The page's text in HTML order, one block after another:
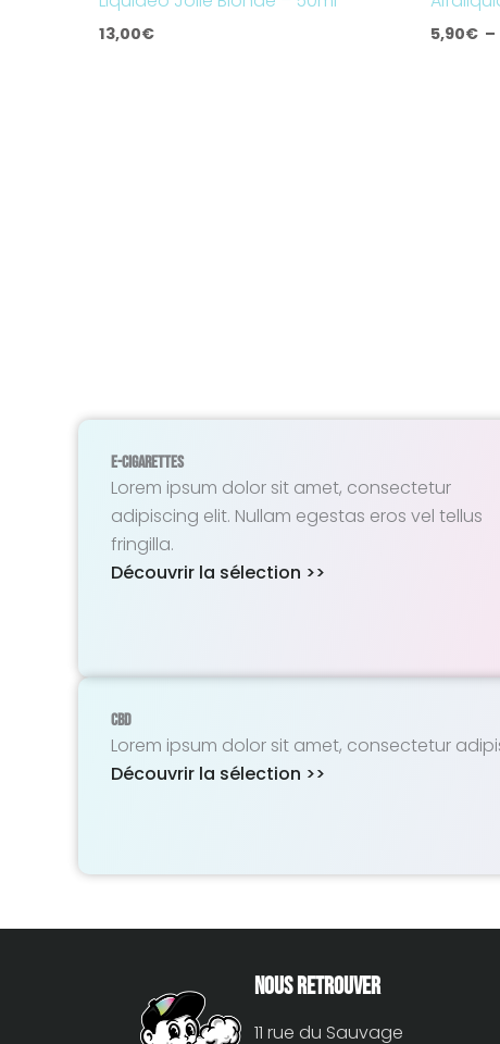
13,00€ 5,90€ –
E-Cigarettes
Lorem ipsum dolor sit amet, consectetur
adipiscing elit. Nullam egestas eros vel tellus
fringilla.
Découvrir la sélection >>
CBD
Lorem ipsum dolor sit amet, consectetur
Découvrir la sélection >>
Nous retrouver
11 rue du Sauvage